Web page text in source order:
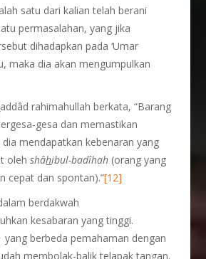
satu dari kalian telah berani
permasalahan, yang jika
dihadapkan pada ‘Umar
maka dia akan mengumpulkan
addâd rahimahullah berkata, “Barang
gesa dan memastikan
mendapatkan kebenaran yang
olehshâhibul-badîhah (orang yang
cepat dan spontan).”[12]
berdakwah
kesabaran yang tinggi.
berbeda pemahaman dengan
membolak-balik telapak tangan.